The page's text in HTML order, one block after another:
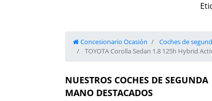
Concesionario Ocasión Coches de
TOYOTA Corolla Sedan 1.8 125h Hybrid
NUESTROS COCHES DE SEGUNDA
MANO DESTACADOS